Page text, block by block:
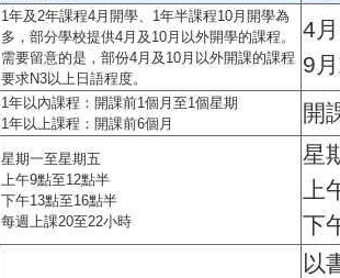
1年及2年課程4月開學、1年半課程10月開學為
多，部分學校提供4月及10月以外開學的課程。
需要留意的是，部份4月及10月以外開課的課程
要求N3以上日語程度。
4
9
1年以內課程：開課前1個月至1個星期
1年以上課程：開課前6個月
開
星期一至星期五
上午9點至12點半
下午13點至16點半
每週上課20至22小時
星
上
下
以